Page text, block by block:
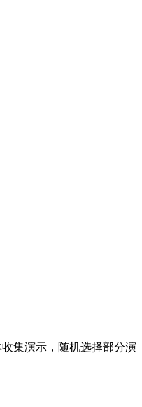
集演示，随机选择部分演